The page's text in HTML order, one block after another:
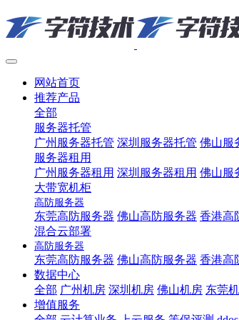
网站首页
推荐产品
全部
服务器托管
广州服务器托管 深圳服务器托管 佛山服
服务器租用
广州服务器租用 深圳服务器租用 佛山服
大带宽机柜
高防服务器
东莞高防服务器 佛山高防服务器 香港高
混合云部署
高防服务器
东莞高防服务器 佛山高防服务器 香港高
数据中心
全部 广州机房 深圳机房 佛山机房 东莞
增值服务